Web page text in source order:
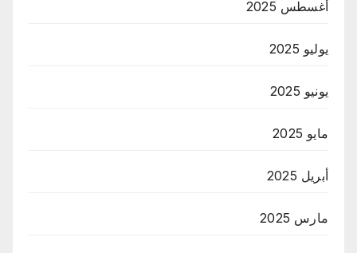
أغسطس 2025
يوليو 2025
يونيو 2025
مايو 2025
أبريل 2025
مارس 2025